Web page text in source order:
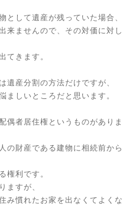
として遺産が残っていた場合、
来ませんので、その対価に対し
てきます。
遺産分割の方法だけですが、
ましいところだと思います。
偶者居住権というものがありま
の財産である建物に相続前から
権利です。
ますが、
み慣れたお家を出なくてよくな